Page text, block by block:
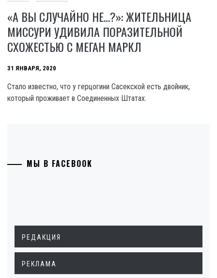
«А ВЫ СЛУЧАЙНО НЕ…?»: ЖИТЕЛЬНИЦА
МИССУРИ УДИВИЛА ПОРАЗИТЕЛЬНОЙ
СХОЖЕСТЬЮ С МЕГАН МАРКЛ
31 ЯНВАРЯ, 2020
Стало известно, что у герцогини Сасекской есть двойник,
который проживает в Соединенных Штатах.
МЫ В FACEBOOK
РЕДАКЦИЯ
РЕКЛАМА